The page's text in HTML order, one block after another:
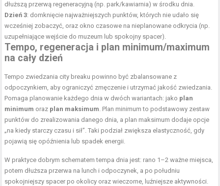
dłuższą przerwą regeneracyjną (np. park/kawiarnia) w środku dnia.
Dzień 3: domknięcie najważniejszych punktów, których nie udało się
wcześniej zobaczyć, oraz okno czasowe na nieplanowane odkrycia (np.
uzupełniające wejście do muzeum lub spokojny spacer).
Tempo, regeneracja i plan minimum/maximum
na cały dzień
Tempo zwiedzania city breaku powinno być zbalansowane z
odpoczynkiem, aby ograniczyć zmęczenie i utrzymać jakość zwiedzania.
Pomaga planowanie każdego dnia w dwóch wariantach: jako plan
minimum oraz plan maksimum. Plan minimum to podstawowy zestaw
punktów do zrealizowania danego dnia, a plan maksimum dodaje opcje
„na kiedy starczy czasu i sił”. Taki podział zwiększa elastyczność, gdy
pojawią się opóźnienia lub spadek energii.
W praktyce dobrym schematem tempa dnia jest: rano 1–2 ważne miejsca,
potem dłuższa przerwa na lunch i odpoczynek, a po południu
spokojniejszy spacer po okolicy oraz wieczorne, luźniejsze aktywności.